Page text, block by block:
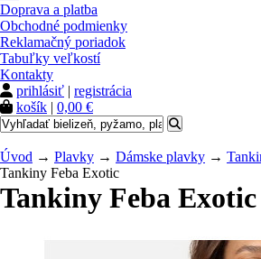
Doprava a platba
Obchodné podmienky
Reklamačný poriadok
Tabuľky veľkostí
Kontakty
prihlásiť | registrácia
košík | 0,00 €
Úvod → Plavky → Dámske plavky →
Tankiny Feba Exotic
Tankiny Feba Exotic